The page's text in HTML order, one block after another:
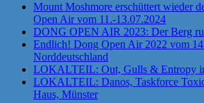
Mount Moshmore erschüttert wieder
Open Air vom 11.-13.07.2024
DONG OPEN AIR 2023: Der Berg
Endlich! Dong Open Air 2022 vom
Norddeutschland
LOKALTEIL: Out, Gulls & Entropy
LOKALTEIL: Danos, Taskforce
Haus, Münster